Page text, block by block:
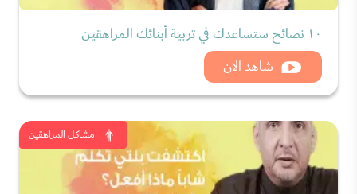
١٠ نصائح ستساعدك في تربية أبنائك المراهقين
شاهد الان
مشاكل المراهقين